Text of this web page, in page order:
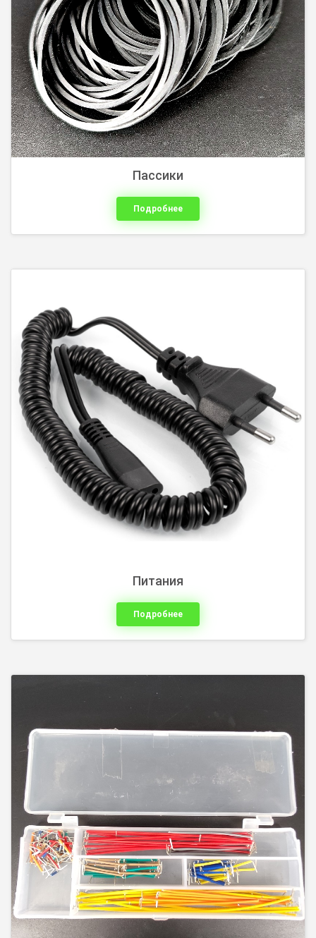
Пассики
Подробнее
Питания
Подробнее
Пульты дистанционного управления для телевизоров и
другой аудио видео техники. для кондиционеров.
Универсальные, для большого количества моделей.